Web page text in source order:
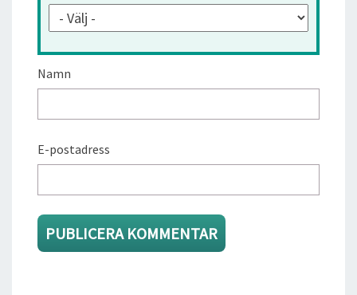
Namn
E-postadress